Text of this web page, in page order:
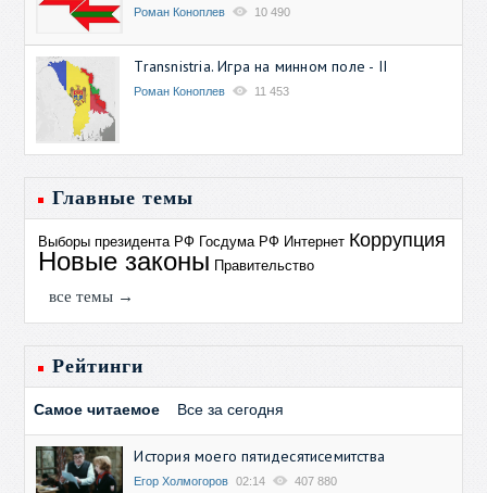
Роман Коноплев 10 490
Transnistria. Игра на минном поле - II
Роман Коноплев 11 453
Главные темы
Выборы президента РФ Госдума РФ Интернет Коррупция
Новые законы Правительство
все темы →
Рейтинги
Самое читаемое Все за сегодня
История моего пятидесятисемитства
Егор Холмогоров 02:14 407 880